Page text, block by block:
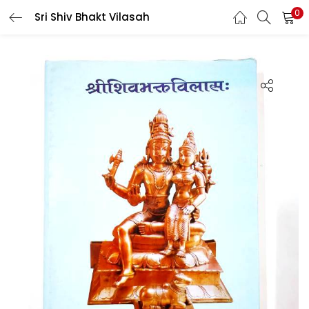
Sri Shiv Bhakt Vilasah 0
LOGIN REGISTER
Login with your Social ID
Login
Lost password?